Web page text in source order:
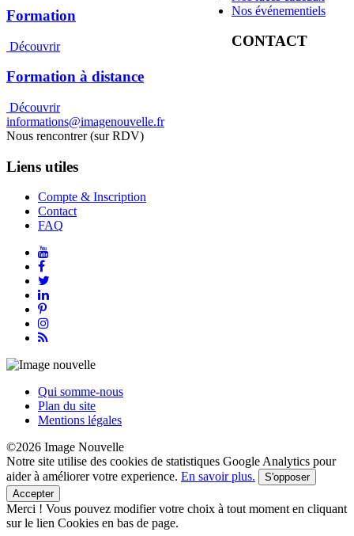
Formation
Découvrir
Formation à distance
Découvrir
Nos événementiels
CONTACT
informations@imagenouvelle.fr
Nous rencontrer (sur RDV)
Liens utiles
Compte & Inscription
Contact
FAQ
Qui somme-nous
Plan du site
Mentions légales
©2026 Image Nouvelle
Notre site utilise des cookies de statistiques Google Analytics pour
aider à améliorer votre experience. En savoir plus.
S'opposer
Accepter
Merci ! Vous pouvez modifier votre choix à tout moment en cliquant
sur le lien Cookies en bas de page.